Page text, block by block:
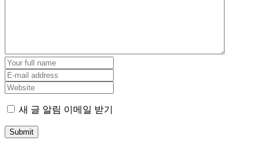
새 글 알림 이메일 받기